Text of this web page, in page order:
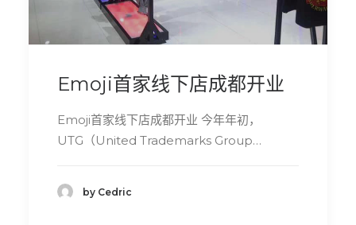
Emoji首家线下店成都开业
Emoji首家线下店成都开业 今年年初，
UTG（United Trademarks Group…
by Cedric